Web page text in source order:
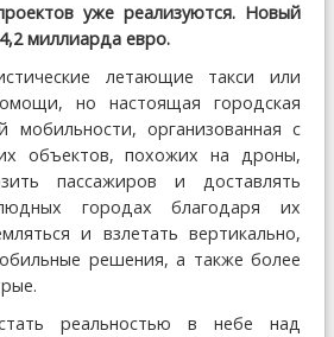
уже реализуются. Новый
миллиарда евро.
летающие такси или
но настоящая городская
мобильности, организованная с
объектов, похожих на дроны,
пассажиров и доставлять
городах благодаря их
и взлетать вертикально,
решения, а также более
реальностью в небе над